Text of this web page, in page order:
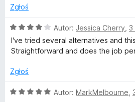
o
n
t
/Zgłoś
O
c
e
a
4
Autor: Jessica Cherry 3
I've tried several alternatives and
Straightforward and does the job
Zgłoś
O
Autor: MarkMelbourne